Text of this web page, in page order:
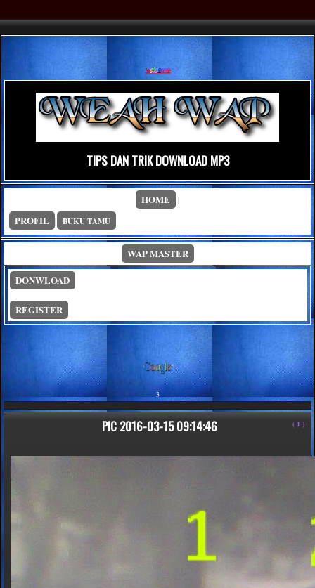
welcome
TIPS DAN TRIK DOWNLOAD MP3
HOME |
PROFIL | BUKU TAMU
WAP MASTER
DONWLOAD
REGISTER
3
PIC 2016-03-15 09:14:46 ( 1 )